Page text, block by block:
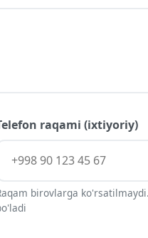
raqami (ixtiyoriy)
birovlarga